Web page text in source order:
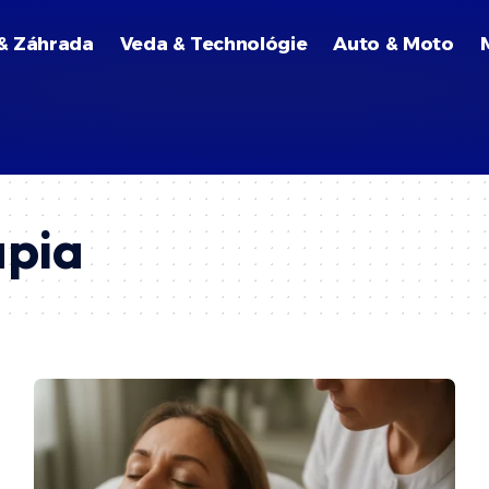
Záhrada Veda & Technológie Auto & Moto